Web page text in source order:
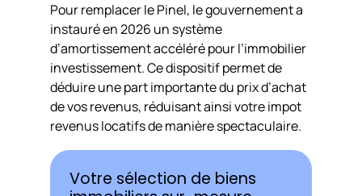
Pour remplacer le Pinel, le gouvernement a
instauré en 2026 un système
d’amortissement accéléré pour l’immobilier
investissement. Ce dispositif permet de
déduire une part importante du prix d’achat
de vos revenus, réduisant ainsi votre impot
revenus locatifs de manière spectaculaire.
Votre sélection de biens